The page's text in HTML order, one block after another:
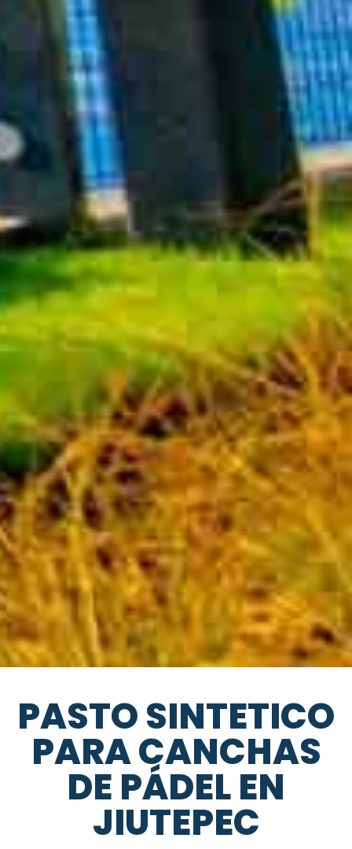
PASTO SINTETICO
PARA CANCHAS
DE PÁDEL EN
JIUTEPEC